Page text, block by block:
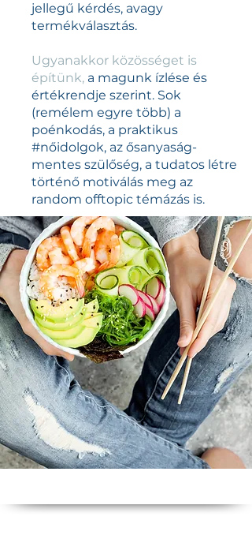
jellegű kérdés, avagy
termékválasztás.
Ugyanakkor közösséget is
építünk, a magunk ízlése és
értékrendje szerint. Sok
(remélem egyre több) a
poénkodás, a praktikus
#nőidolgok, az ősanyaság-
mentes szülőség, a tudatos létre
történő motiválás meg az
random offtopic témázás is.